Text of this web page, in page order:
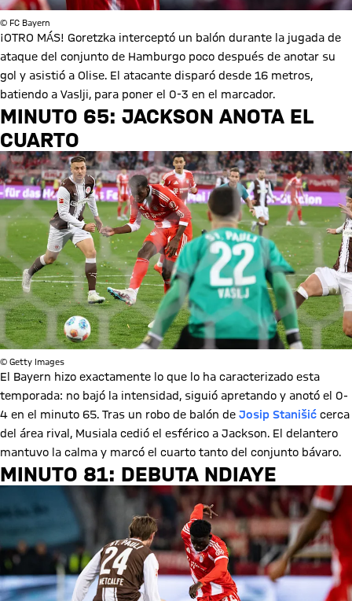
© FC Bayern
¡OTRO MÁS! Goretzka interceptó un balón durante la jugada de
ataque del conjunto de Hamburgo poco después de anotar su
gol y asistió a Olise. El atacante disparó desde 16 metros,
batiendo a Vaslji, para poner el 0-3 en el marcador.
MINUTO 65: JACKSON ANOTA EL
CUARTO
© Getty Images
El Bayern hizo exactamente lo que lo ha caracterizado esta
temporada: no bajó la intensidad, siguió apretando y anotó el 0-
4 en el minuto 65. Tras un robo de balón de Josip Stanišić cerca
del área rival, Musiala cedió el esférico a Jackson. El delantero
mantuvo la calma y marcó el cuarto tanto del conjunto bávaro.
MINUTO 81: DEBUTA NDIAYE